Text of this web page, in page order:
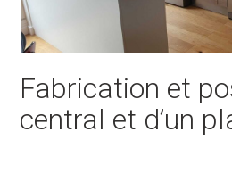
Fabrication et
central et d’un